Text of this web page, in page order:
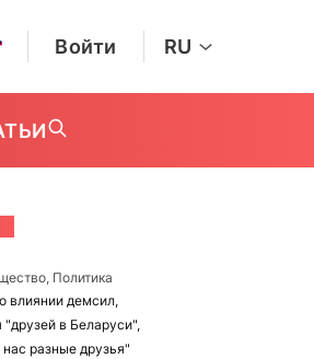
Войти RU
Политика
влиянии демсил,
в Беларуси",
разные друзья"